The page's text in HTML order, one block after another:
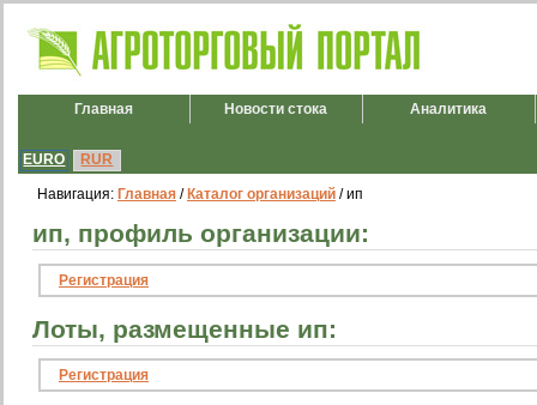
Главная Новости стока Аналитика
EURO RUR
Навигация: Главная / Каталог организаций / ип
ип, профиль организации:
Регистрация
Лоты, размещенные ип:
Регистрация